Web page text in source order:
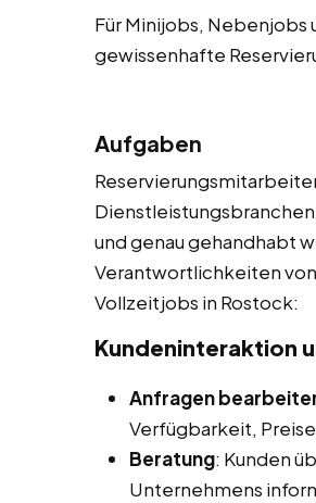
Für Minijobs, Nebenjobs
gewissenhafte
Aufgaben
und genau gehandhabt
Verantwortlichkeiten
Vollzeitjobs in Rostock:
Kundeninteraktion
Anfragen
Verfügbarkeit,
Beratung: Kunden
Unternehmens